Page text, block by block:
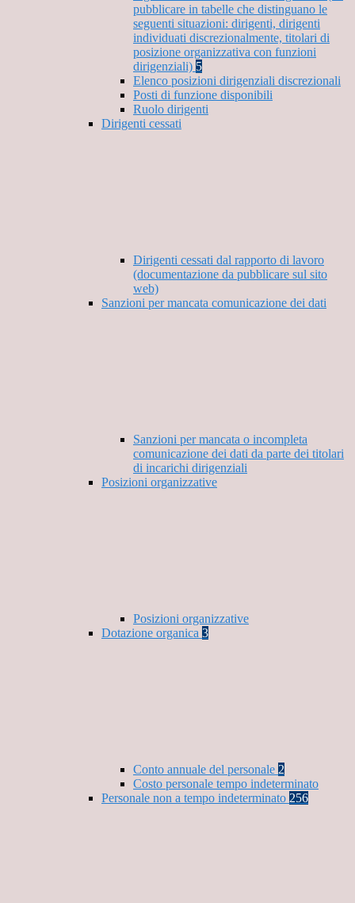
pubblicare in tabelle che distinguano le
seguenti situazioni: dirigenti, dirigenti
individuati discrezionalmente, titolari di
posizione organizzativa con funzioni
dirigenziali) 5
Elenco posizioni dirigenziali discrezionali
Posti di funzione disponibili
Ruolo dirigenti
Dirigenti cessati
Dirigenti cessati dal rapporto di lavoro
(documentazione da pubblicare sul sito
web)
Sanzioni per mancata comunicazione dei dati
Sanzioni per mancata o incompleta
comunicazione dei dati da parte dei titolari
di incarichi dirigenziali
Posizioni organizzative
Posizioni organizzative
Dotazione organica 3
Conto annuale del personale 2
Costo personale tempo indeterminato
Personale non a tempo indeterminato 256